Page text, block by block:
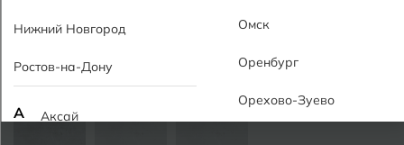
Нижний Новгород
Ростов-на-Дону
А Аксай
Омск
Оренбург
Орехово-Зуево